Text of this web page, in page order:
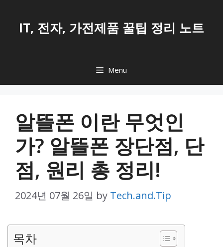
content
IT, 전자, 가전제품 꿀팁 정리 노트
Menu
알뜰폰 이란 무엇인
가? 알뜰폰 장단점, 단
점, 원리 총 정리!
2024년 07월 26일 by Tech.and.Tip
목차